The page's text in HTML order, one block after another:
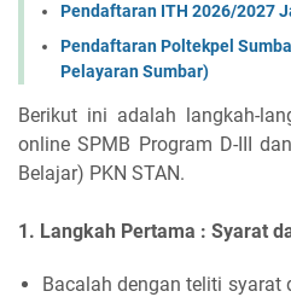
Pendaftaran ITH 2026/2027
Pendaftaran Poltekpel
Pelayaran Sumbar)
Berikut ini adalah langkah-
online SPMB Program D-III
Belajar) PKN STAN.
1. Langkah Pertama : Syarat
Bacalah dengan teliti syarat